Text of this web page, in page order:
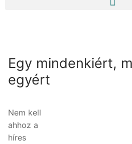
Egy mindenkiért,
egyért
Nem kell
ahhoz a
híres